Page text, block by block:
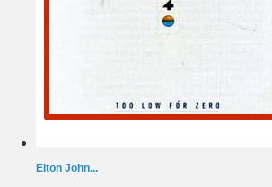
Elton John...